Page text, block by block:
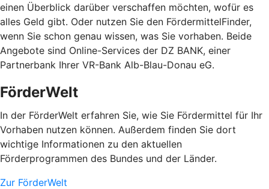
einen Überblick darüber verschaffen möchten, wofür es
alles Geld gibt. Oder nutzen Sie den FördermittelFinder,
wenn Sie schon genau wissen, was Sie vorhaben. Beide
Angebote sind Online-Services der DZ BANK, einer
Partnerbank Ihrer VR-Bank Alb-Blau-Donau eG.
FörderWelt
In der FörderWelt erfahren Sie, wie Sie Fördermittel für Ihr
Vorhaben nutzen können. Außerdem finden Sie dort
wichtige Informationen zu den aktuellen
Förderprogrammen des Bundes und der Länder.
Zur FörderWelt